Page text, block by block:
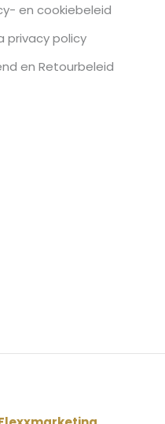
en cookiebeleid
privacy policy
en Retourbeleid